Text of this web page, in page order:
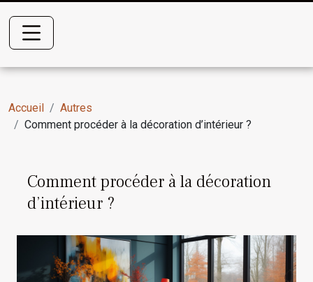
Accueil
Autres
Comment procéder à la décoration d’intérieur ?
Comment procéder à la décoration
d’intérieur ?